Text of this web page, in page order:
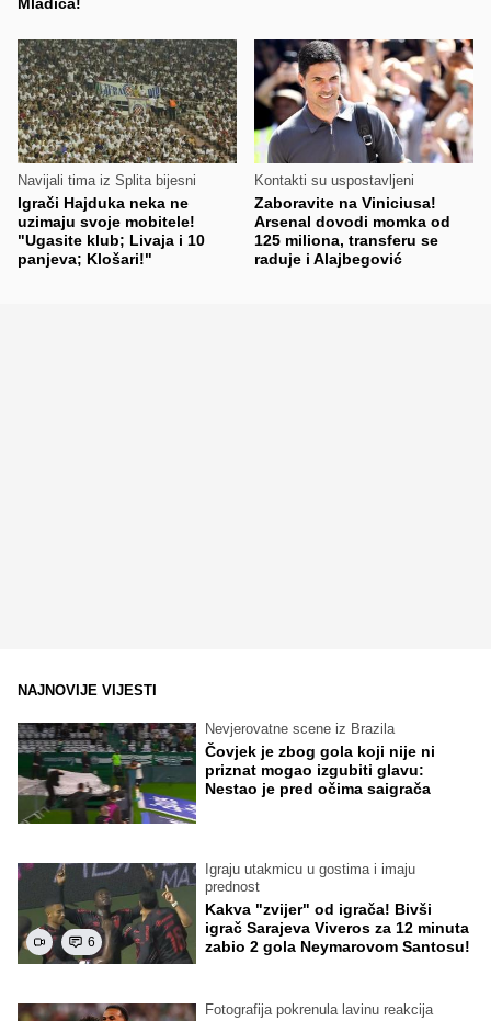
Navijali tima iz Splita bijesni
Igrači Hajduka neka ne
uzimaju svoje mobitele!
"Ugasite klub; Livaja i 10
panjeva; Klošari!"
Kontakti su uspostavljeni
Zaboravite na Viniciusa!
Arsenal dovodi momka od
125 miliona, transferu se
raduje i Alajbegović
NAJNOVIJE VIJESTI
Nevjerovatne scene iz Brazila
Čovjek je zbog gola koji nije ni
priznat mogao izgubiti glavu:
Nestao je pred očima saigrača
6
Igraju utakmicu u gostima i imaju
prednost
Kakva "zvijer" od igrača! Bivši
igrač Sarajeva Viveros za 12 minuta
zabio 2 gola Neymarovom Santosu!
Fotografija pokrenula lavinu reakcija